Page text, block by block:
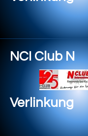
NCI Club N
Verlinkung